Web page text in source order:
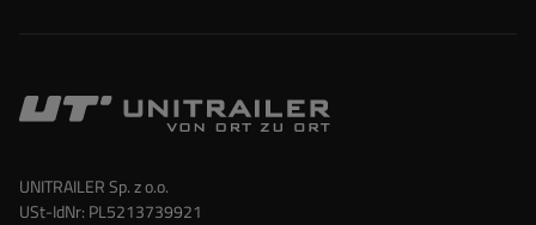
UNITRAILER Sp. z o.o.
USt-IdNr: PL5213739921